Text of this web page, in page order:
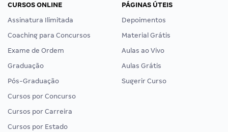
CURSOS ONLINE
Assinatura Ilimitada
Coaching para Concursos
Exame de Ordem
Graduação
Pós-Graduação
Cursos por Concurso
Cursos por Carreira
Cursos por Estado
PÁGINAS ÚTEIS
Depoimentos
Material Grátis
Aulas ao Vivo
Aulas Grátis
Sugerir Curso